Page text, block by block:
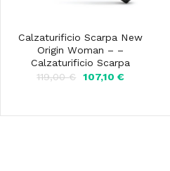
Calzaturificio Scarpa New
Origin Woman – –
Calzaturificio Scarpa
119,00€
Il
119,00 €.
107,10 €Il
107,10 €.